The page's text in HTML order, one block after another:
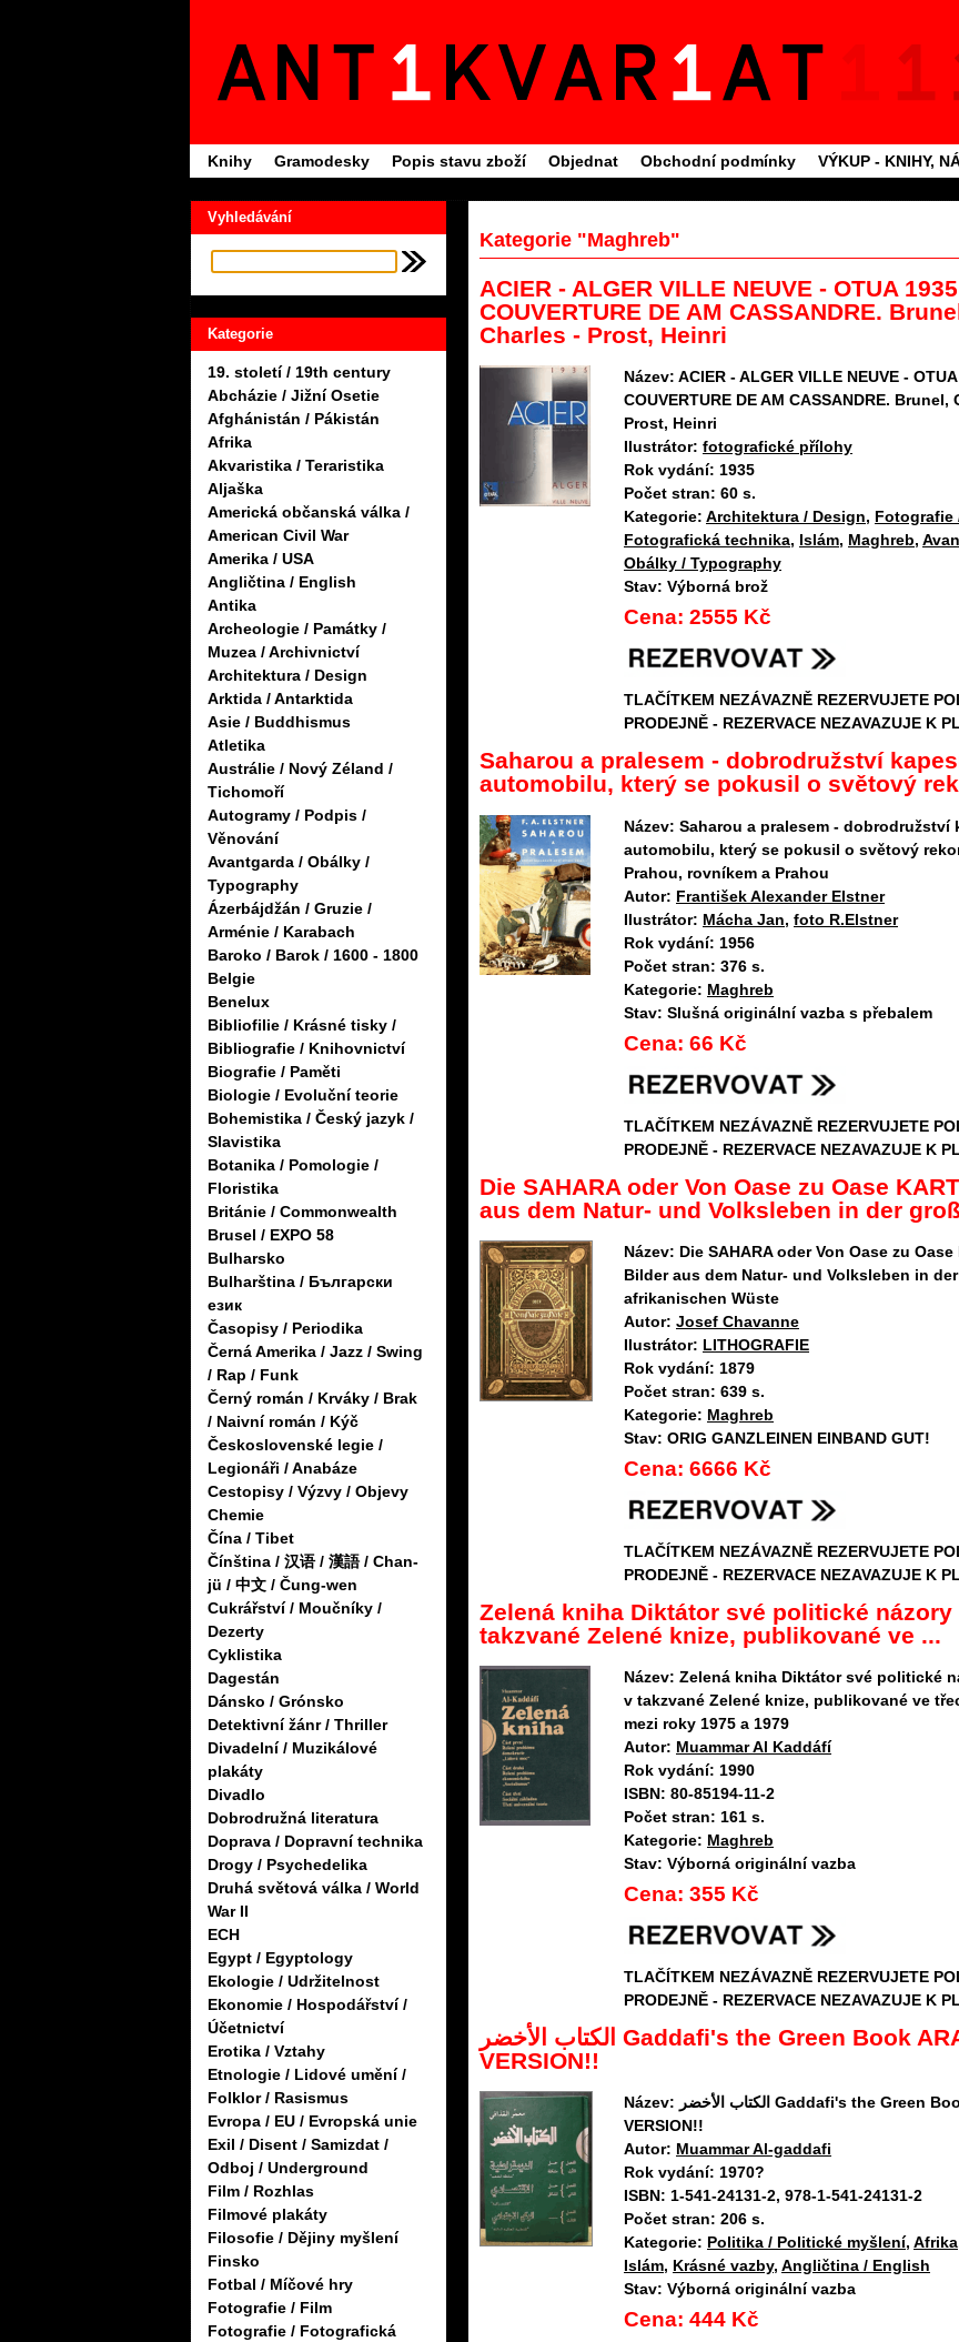
Knihy Gramodesky Popis stavu zboží Objednat Obchodní podmínky VÝKUP - KNIHY,
Vyhledávání
Kategorie
19. století / 19th century
Abcházie / Jižní Osetie
Afghánistán / Pákistán
Afrika
Akvaristika / Teraristika
Aljaška
Americká občanská válka /
American Civil War
Amerika / USA
Angličtina / English
Antika
Archeologie / Památky /
Muzea / Archivnictví
Architektura / Design
Arktida / Antarktida
Asie / Buddhismus
Atletika
Austrálie / Nový Zéland /
Tichomoří
Autogramy / Podpis /
Věnování
Avantgarda / Obálky /
Typography
Ázerbájdžán / Gruzie /
Arménie / Karabach
Baroko / Barok / 1600 - 1800
Belgie
Benelux
Bibliofilie / Krásné tisky /
Bibliografie / Knihovnictví
Biografie / Paměti
Biologie / Evoluční teorie
Bohemistika / Český jazyk /
Slavistika
Botanika / Pomologie /
Floristika
Británie / Commonwealth
Brusel / EXPO 58
Bulharsko
Bulharština / Български
език
Časopisy / Periodika
Černá Amerika / Jazz / Swing
/ Rap / Funk
Černý román / Krváky / Brak
/ Naivní román / Kýč
Československé legie /
Legionáři / Anabáze
Cestopisy / Výzvy / Objevy
Chemie
Čína / Tibet
Čínština / 汉语 / 漢語 / Chan-
jü / 中文 / Čung-wen
Cukrářství / Moučníky /
Dezerty
Cyklistika
Dagestán
Dánsko / Grónsko
Detektivní žánr / Thriller
Divadelní / Muzikálové
plakáty
Divadlo
Dobrodružná literatura
Doprava / Dopravní technika
Drogy / Psychedelika
Druhá světová válka / World
War II
ECH
Egypt / Egyptology
Ekologie / Udržitelnost
Ekonomie / Hospodářství /
Účetnictví
Erotika / Vztahy
Etnologie / Lidové umění /
Folklor / Rasismus
Evropa / EU / Evropská unie
Exil / Disent / Samizdat /
Odboj / Underground
Film / Rozhlas
Filmové plakáty
Filosofie / Dějiny myšlení
Finsko
Fotbal / Míčové hry
Fotografie / Film
Fotografie / Fotografická
Kategorie "Maghreb"
ACIER - ALGER VILLE NEUVE - OTUA
COUVERTURE DE AM CASSANDRE.
Charles - Prost, Heinri
Název: ACIER - ALGER VILLE NEUVE -
COUVERTURE DE AM CASSANDRE. Brunel,
Prost, Heinri
Ilustrátor: fotografické přílohy
Rok vydání: 1935
Počet stran: 60 s.
Kategorie: Architektura / Design, Fotografie
Fotografická technika, Islám, Maghreb,
Obálky / Typography
Stav: Výborná brož
Cena: 2555 Kč
TLAČÍTKEM NEZÁVAZNĚ REZERVUJETE
PRODEJNĚ - REZERVACE NEZAVAZUJE K
Saharou a pralesem - dobrodružství
automobilu, který se pokusil o světový
Název: Saharou a pralesem - dobrodružství
automobilu, který se pokusil o světový
Prahou, rovníkem a Prahou
Autor: František Alexander Elstner
Ilustrátor: Mácha Jan, foto R.Elstner
Rok vydání: 1956
Počet stran: 376 s.
Kategorie: Maghreb
Stav: Slušná originální vazba s přebalem
Cena: 66 Kč
TLAČÍTKEM NEZÁVAZNĚ REZERVUJETE
PRODEJNĚ - REZERVACE NEZAVAZUJE K
Die SAHARA oder Von Oase zu Oase
aus dem Natur- und Volksleben in der
Název: Die SAHARA oder Von Oase zu Oase
Bilder aus dem Natur- und Volksleben in
afrikanischen Wüste
Autor: Josef Chavanne
Ilustrátor: LITHOGRAFIE
Rok vydání: 1879
Počet stran: 639 s.
Kategorie: Maghreb
Stav: ORIG GANZLEINEN EINBAND GUT!
Cena: 6666 Kč
TLAČÍTKEM NEZÁVAZNĚ REZERVUJETE
PRODEJNĚ - REZERVACE NEZAVAZUJE K
Zelená kniha Diktátor své politické
takzvané Zelené knize, publikované ve ...
Název: Zelená kniha Diktátor své politické
v takzvané Zelené knize, publikované ve
mezi roky 1975 a 1979
Autor: Muammar Al Kaddáfí
Rok vydání: 1990
ISBN: 80-85194-11-2
Počet stran: 161 s.
Kategorie: Maghreb
Stav: Výborná originální vazba
Cena: 355 Kč
TLAČÍTKEM NEZÁVAZNĚ REZERVUJETE
PRODEJNĚ - REZERVACE NEZAVAZUJE K
الكتاب الأخضر Gaddafi's the Green Book ARABIC
VERSION!!
Název: الكتاب الأخضر Gaddafi's the Green Book ARABIC
VERSION!!
Autor: Muammar Al-gaddafi
Rok vydání: 1970?
ISBN: 1-541-24131-2, 978-1-541-24131-2
Počet stran: 206 s.
Kategorie: Politika / Politické myšlení, Afrika
Islám, Krásné vazby, Angličtina / English
Stav: Výborná originální vazba
Cena: 444 Kč